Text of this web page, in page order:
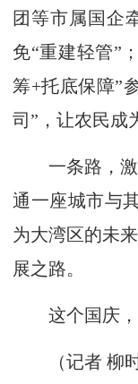
团等市属国企
免“重建轻管”
筹+托底保障”
司”，让农民成
一条路，激
通一座城市与
为大湾区的未
展之路。
这个国庆，
（记者 柳时